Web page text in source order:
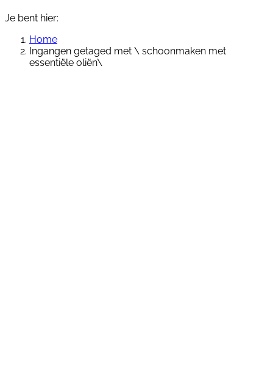
Je bent hier:
Home
Ingangen getaged met \ schoonmaken met
essentiële oliën\